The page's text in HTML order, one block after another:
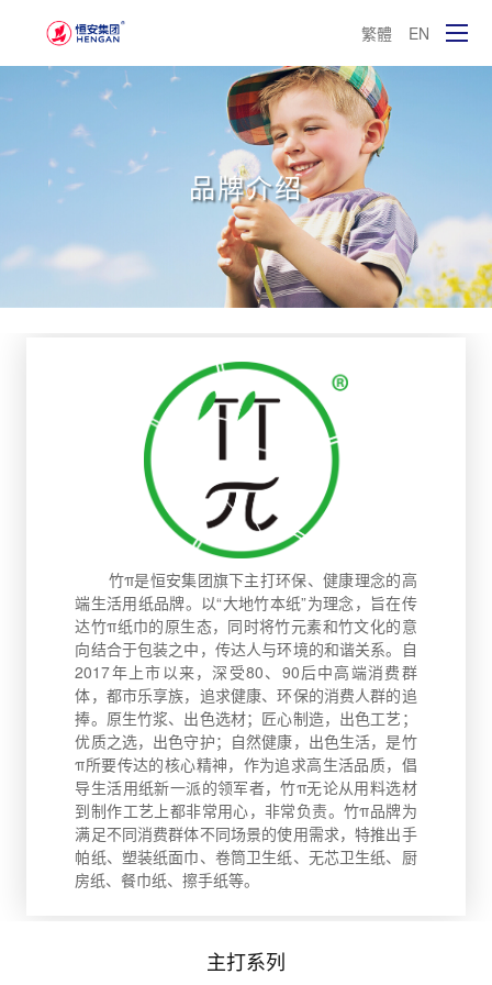
EN
繁體
品牌介绍
竹π是恒安集团旗下主打环保、健康理念的高
端生活用纸品牌。以“大地竹本纸”为理念，旨在传
达竹π纸巾的原生态，同时将竹元素和竹文化的意
向结合于包装之中，传达人与环境的和谐关系。自
2017年上市以来，深受80、90后中高端消费群
体，都市乐享族，追求健康、环保的消费人群的追
捧。原生竹浆、出色选材；匠心制造，出色工艺；
优质之选，出色守护；自然健康，出色生活，是竹
π所要传达的核心精神，作为追求高生活品质，倡
导生活用纸新一派的领军者，竹π无论从用料选材
到制作工艺上都非常用心，非常负责。竹π品牌为
满足不同消费群体不同场景的使用需求，特推出手
帕纸、塑装纸面巾、卷筒卫生纸、无芯卫生纸、厨
房纸、餐巾纸、擦手纸等。
主打系列